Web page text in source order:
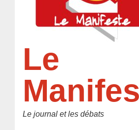
Le
Le journal et les débats